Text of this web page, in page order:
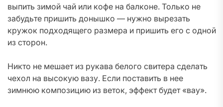
выпить зимой чай или кофе на балконе. Только не
забудьте пришить донышко — нужно вырезать
кружок подходящего размера и пришить его с одной
из сторон.
Никто не мешает из рукава белого свитера сделать
чехол на высокую вазу. Если поставить в нее
зимнюю композицию из веток, эффект будет «вау».